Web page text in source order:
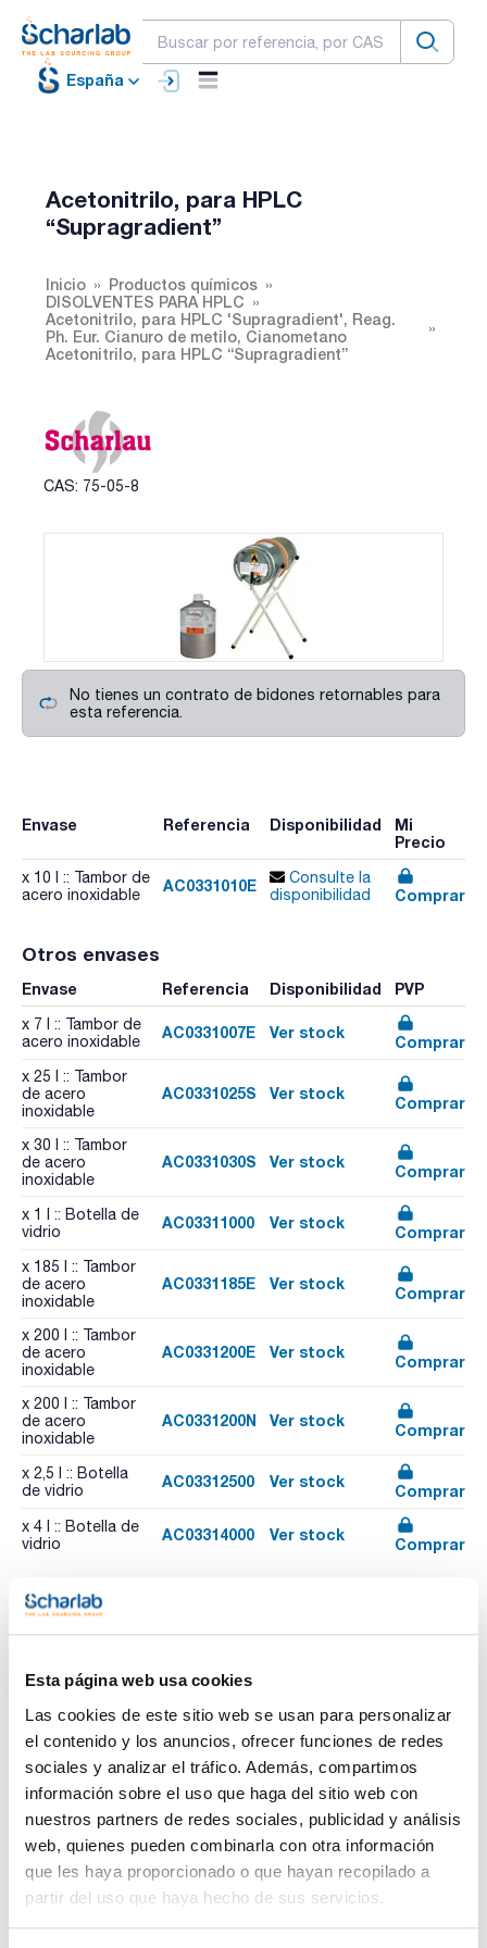
Esta página web usa cookies
Las cookies de este sitio web se usan para personalizar
el contenido y los anuncios, ofrecer funciones de redes
sociales y analizar el tráfico. Además, compartimos
información sobre el uso que haga del sitio web con
nuestros partners de redes sociales, publicidad y análisis
web, quienes pueden combinarla con otra información
que les haya proporcionado o que hayan recopilado a
partir del uso que haya hecho de sus servicios.
España
Acetonitrilo, para HPLC
“Supragradient”
Inicio
Productos químicos
DISOLVENTES PARA HPLC
Acetonitrilo, para HPLC 'Supragradient', Reag.
Ph. Eur. Cianuro de metilo, Cianometano
Acetonitrilo, para HPLC “Supragradient”
CAS: 75-05-8
No tienes un contrato de bidones retornables para
esta referencia.
Envase Referencia Disponibilidad
Mi
Precio
x 10 l :: Tambor de
acero inoxidable
AC0331010E
Consulte la
disponibilidad
Comprar
Otros envases
Envase Referencia Disponibilidad PVP
x 7 l :: Tambor de
acero inoxidable
AC0331007E Ver stock
Comprar
x 25 l :: Tambor
de acero
inoxidable
AC0331025S Ver stock
Comprar
x 30 l :: Tambor
de acero
inoxidable
AC0331030S Ver stock
Comprar
x 1 l :: Botella de
vidrio
AC03311000 Ver stock
Comprar
x 185 l :: Tambor
de acero
inoxidable
AC0331185E Ver stock
Comprar
x 200 l :: Tambor
de acero
inoxidable
AC0331200E Ver stock
Comprar
x 200 l :: Tambor
de acero
inoxidable
AC0331200N Ver stock
Comprar
x 2,5 l :: Botella
de vidrio
AC03312500 Ver stock
Comprar
x 4 l :: Botella de
vidrio
AC03314000 Ver stock
Comprar
Recursos relacionados